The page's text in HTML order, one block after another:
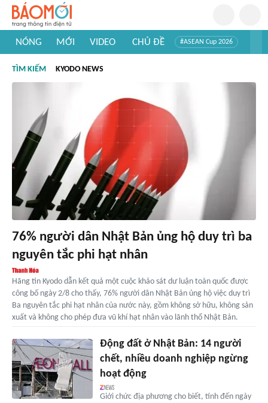
NÓNG MỚI VIDEO CHỦ ĐỀ #ASEAN Cup 2026
#Khám phá thế giới
TÌM KIẾM KYODO NEWS
76% người dân Nhật Bản ủng hộ duy trì ba
nguyên tắc phi hạt nhân
Hãng tin Kyodo dẫn kết quả một cuộc khảo sát dư luận toàn quốc được
công bố ngày 2/8 cho thấy, 76% người dân Nhật Bản ủng hộ việc duy trì
Ba nguyên tắc phi hạt nhân của nước này, gồm không sở hữu, không sản
xuất và không cho phép đưa vũ khí hạt nhân vào lãnh thổ Nhật Bản.
Động đất ở Nhật Bản: 14 người
chết, nhiều doanh nghiệp ngừng
hoạt động
Giới chức địa phương cho biết, tính đến ngày